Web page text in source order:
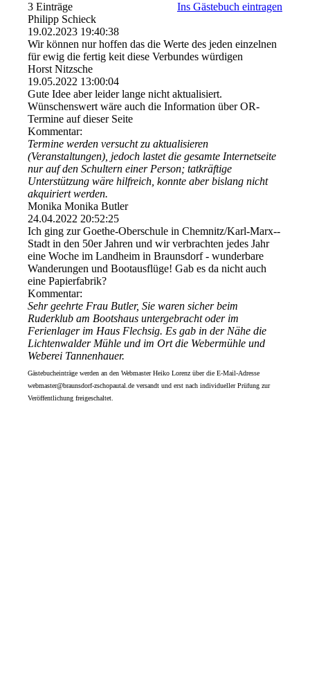
3 Einträge
Ins Gästebuch eintragen
Philipp Schieck
19.02.2023 19:40:38
Wir können nur hoffen das die Werte des jeden einzelnen
für ewig die fertig keit diese Verbundes würdigen
Horst Nitzsche
19.05.2022 13:00:04
Gute Idee aber leider lange nicht aktualisiert.
Wünschenswert wäre auch die Information über OR-
Termine auf dieser Seite
Kommentar:
Termine werden versucht zu aktualisieren
(Veranstaltungen), jedoch lastet die gesamte Internetseite
nur auf den Schultern einer Person; tatkräftige
Unterstützung wäre hilfreich, konnte aber bislang nicht
akquiriert werden.
Monika Monika Butler
24.04.2022 20:52:25
Ich ging zur Goethe-Oberschule in Chemnitz/­Karl-­Marx-­
Stadt in den 50er Jahren und wir verbrachten jedes Jahr
eine Woche im Landheim in Braunsdorf - wunderbare
Wanderungen und Bootausflüge! Gab es da nicht auch
eine Papierfabrik?
Kommentar:
Sehr geehrte Frau Butler, Sie waren sicher beim
Ruderklub am Bootshaus untergebracht oder im
Ferienlager im Haus Flechsig. Es gab in der Nähe die
Lichtenwalder Mühle und im Ort die Webermühle und
Weberei Tannenhauer.
Gästebucheinträge werden an den Webmaster Heiko Lorenz über die E-Mail-Adresse
webmaster@braunsdorf-zschopautal.de versandt und erst nach individueller Prüfung zur
Veröffentlichung freigeschaltet.